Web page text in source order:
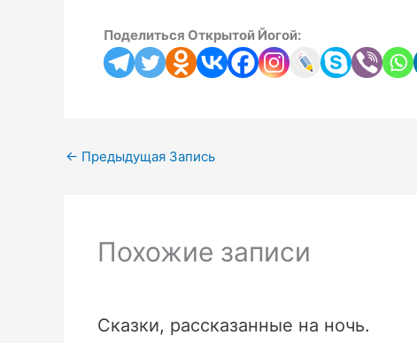
Поделиться Открытой Йогой:
← Предыдущая Запись
Похожие записи
Сказки, рассказанные на ночь.